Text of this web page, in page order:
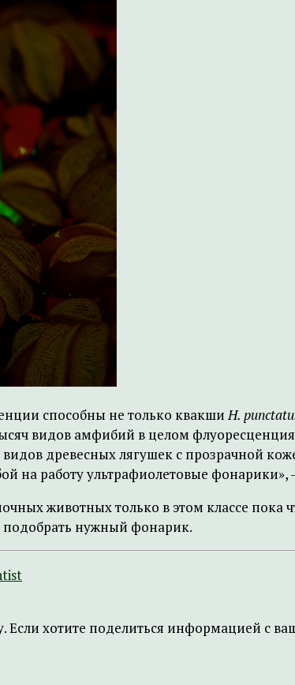
способны не только квакшиH.
видов амфибий в целом
древесных лягушек с прозрачной
на работу ультрафиолетовые фонарики»,
животных только в этом классе
подобрать нужный фонарик.
хотите поделиться информацией с